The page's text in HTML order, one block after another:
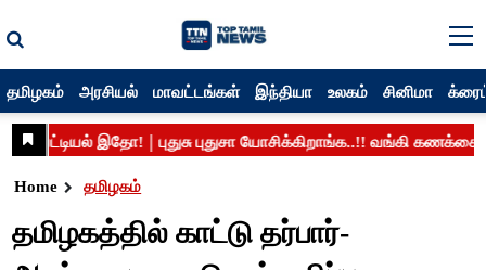
தமிழகம் அரசியல் மாவட்டங்கள் இந்தியா உலகம் சினிமா
Home தமிழகம்
தமிழகத்தில் காட்டு தர்பார்-